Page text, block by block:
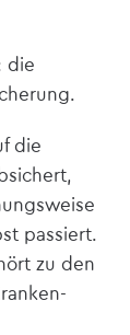
die
die
passiert.
zu den